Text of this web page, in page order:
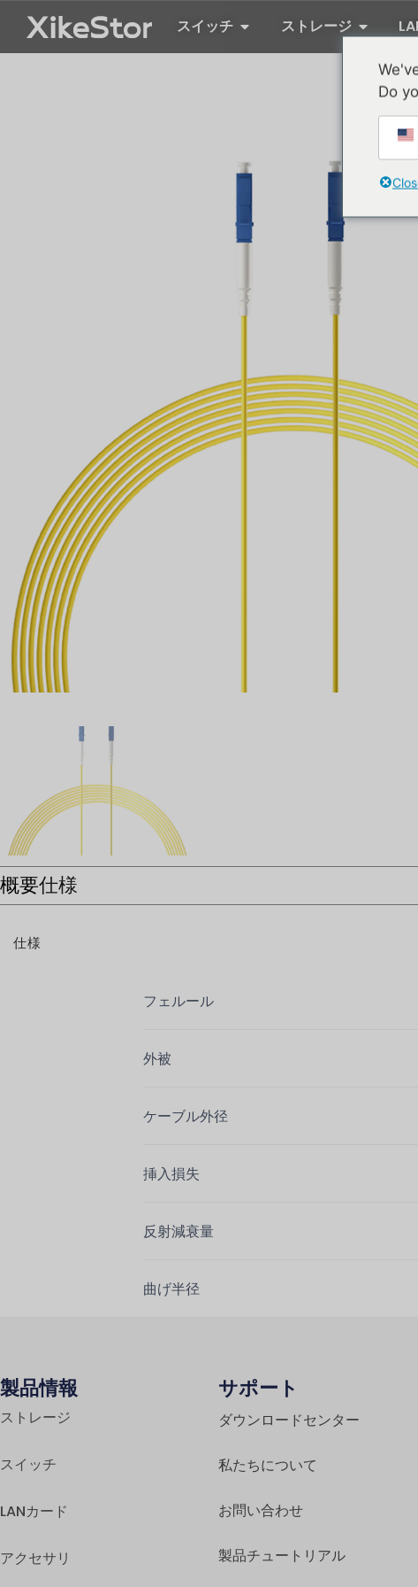
スイッチ ストレージ
概要仕様
仕様
フェルール
外被
ケーブル外径
挿入損失
反射減衰量
曲げ半径
製品情報
ストレージ
スイッチ
LANカード
アクセサリ
サポート
ダウンロードセンター
私たちについて
お問い合わせ
製品チュートリアル
Do